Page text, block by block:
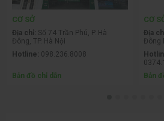
CƠ SỞ
Địa chỉ: Số 74 Trần Phú, P. Hà
Đông, TP. Hà Nội
Hotline: 098.236.8008
Bản đồ chỉ dẫn
CƠ
Địa
Đông
Bản